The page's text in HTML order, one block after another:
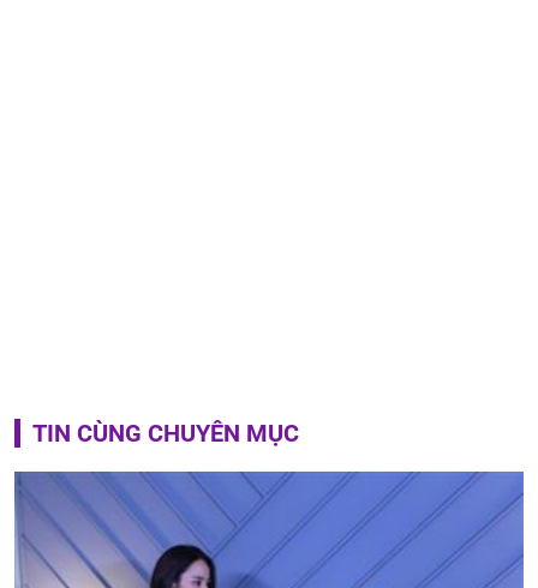
TIN CÙNG CHUYÊN MỤC